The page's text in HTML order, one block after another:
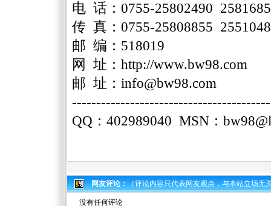
电 话：0755-25802490
传 真：0755-25808855
邮 编：518019
网 址： http://www.bw98.com
邮 址： info@bw98.com
QQ：402989040 MSN：
网友评论：（评论内容只代表网友观点，与本站立场无
没有任何评论